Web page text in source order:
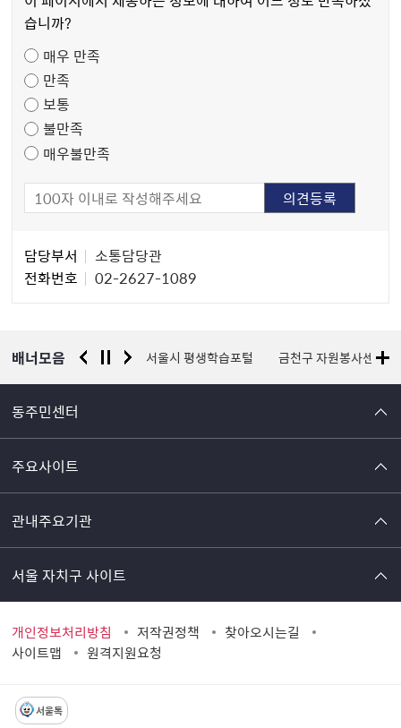
만
도
조
사
습니까?
매우 만족
만족
보통
불만족
매우불만족
자
담당부서
소통담당관
전화번호
02-2627-1089
배너모음
경찰청 유실물 통합포털 서울시 평생학습포털 금천구 자원봉사센터
동주민센터
주요사이트
관내주요기관
서울 자치구 사이트
개인정보처리방침 저작권정책
찾아오시는길
사이트맵
원격지원요청
서울톡